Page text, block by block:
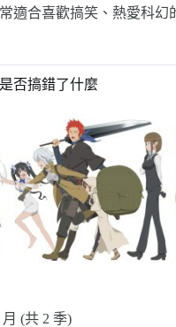
適合喜歡搞笑、熱愛科幻
否搞錯了什麼
月 (共 2 季)